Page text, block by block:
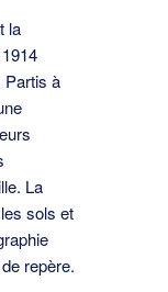
la
Partis à
La
sols et
repère.